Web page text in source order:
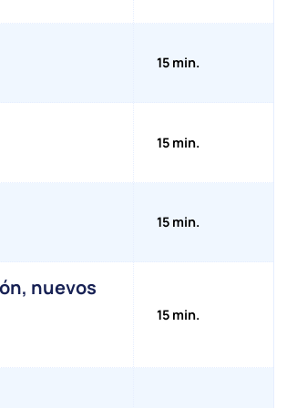
15 min.
15 min.
15 min.
nuevos
15 min.